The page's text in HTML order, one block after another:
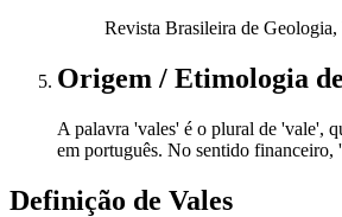
Revista Brasileira de
Origem / Etimologia de
A palavra 'vales' é o plural de 'vale',
em português. No sentido
Definição de Vales